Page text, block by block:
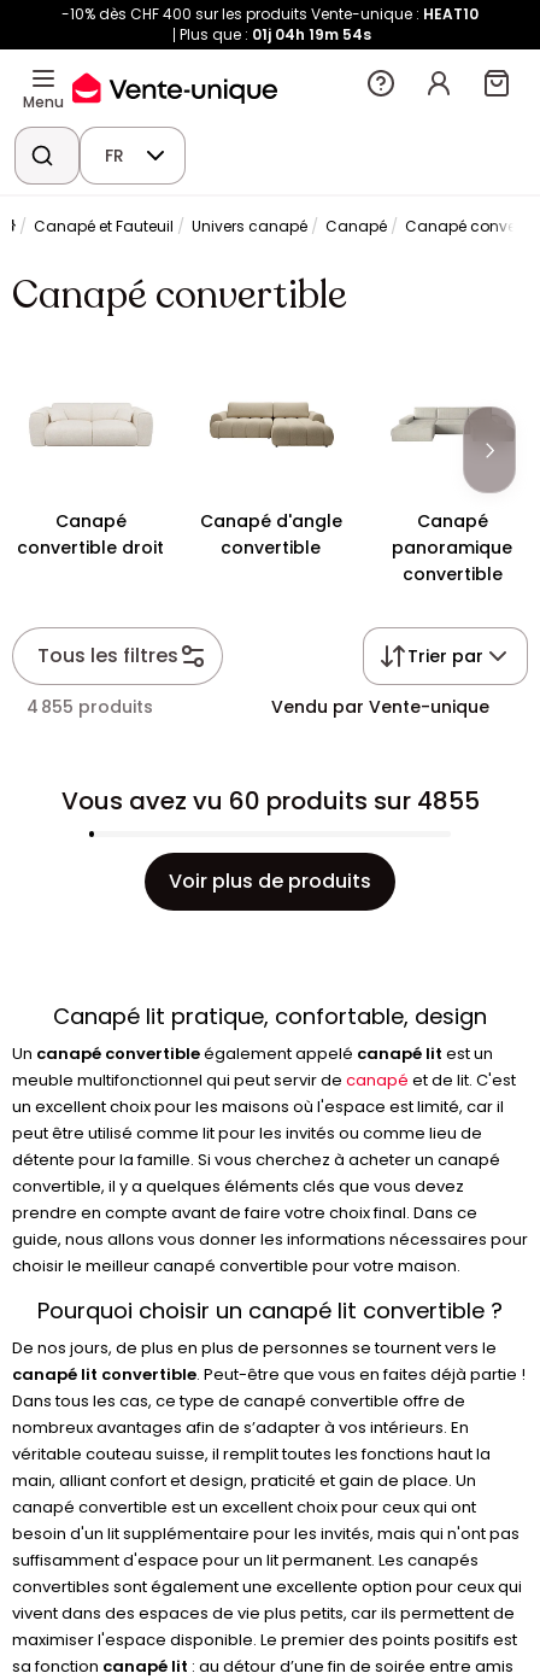
-10% dès CHF 400 sur les produits Vente-unique : HEAT10
Plus que : 01j 04h 19m 53s
Menu
FR
Canapé et Fauteuil Univers canapé Canapé Canapé
Canapé convertible
Canapé
convertible droit
Canapé d'angle
convertible
Canapé
panoramique
convertible
Tous les filtres Trier par
4 855 produits Vendu par Vente-unique
Vous avez vu 60 produits sur 4855
Voir plus de produits
Canapé lit pratique, confortable, design
Un canapé convertibleégalement appelé canapé lit est un
meuble multifonctionnel qui peut servir de canapé et de lit. C'est
un excellent choix pour les maisons où l'espace est limité, car il
peut être utilisé comme lit pour les invités ou comme lieu de
détente pour la famille. Si vous cherchez à acheter un canapé
convertible, il y a quelques éléments clés que vous devez
prendre en compte avant de faire votre choix final. Dans ce
guide, nous allons vous donner les informations nécessaires pour
choisir le meilleur canapé convertible pour votre maison.
Pourquoi choisir un canapé lit convertible ?
De nos jours, de plus en plus de personnes se tournent vers le
canapé lit convertible. Peut-être que vous en faites déjà partie !
Dans tous les cas, ce type de canapé convertible offre de
nombreux avantages afin de s’adapter à vos intérieurs. En
véritable couteau suisse, il remplit toutes les fonctions haut la
main, alliant confort et design, praticité et gain de place. Un
canapé convertible est un excellent choix pour ceux qui ont
besoin d'un lit supplémentaire pour les invités, mais qui n'ont pas
suffisamment d'espace pour un lit permanent. Les canapés
convertibles sont également une excellente option pour ceux qui
vivent dans des espaces de vie plus petits, car ils permettent de
maximiser l'espace disponible. Le premier des points positifs est
sa fonction canapé lit : au détour d’une fin de soirée entre amis